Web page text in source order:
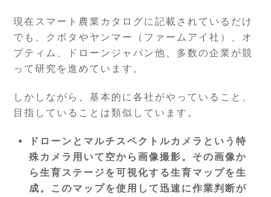
現在スマート農業カタログに記載されているだけ
でも、クボタやヤンマー（ファームアイ社）、オ
プティム、ドローンジャパン他、多数の企業が競
って研究を進めています。
しかしながら、基本的に各社がやっていること、
目指していることは類似しています。
ドローンとマルチスペクトルカメラという特
殊カメラ用いて空から画像撮影。その画像か
ら生育ステージを可視化する生育マップを生
成。このマップを使用して迅速に作業判断が